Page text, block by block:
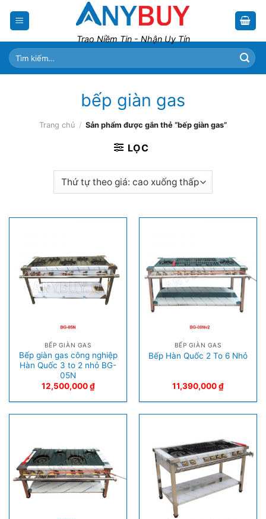
Trao Niềm Tin - Nhận Uy Tín
Tìm
kiếm:
bếp giàn gas
Trang chủ / Sản phẩm được gắn thẻ “bếp giàn gas”
LỌC
BẾP GIÀN GAS
Bếp giàn gas công nghiệp
Hàn Quốc 3 to 2 nhỏ BG-
05N
12,500,000₫
BẾP GIÀN GAS
Bếp Hàn Quốc 2 To 6 Nhỏ
11,390,000₫